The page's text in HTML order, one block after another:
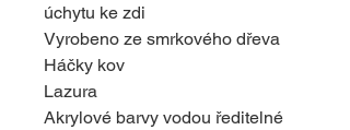
úchytu ke zdi
Vyrobeno ze smrkového dřeva
Háčky kov
Lazura
Akrylové barvy vodou ředitelné